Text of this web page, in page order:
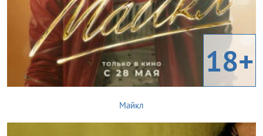
18+
Майкл